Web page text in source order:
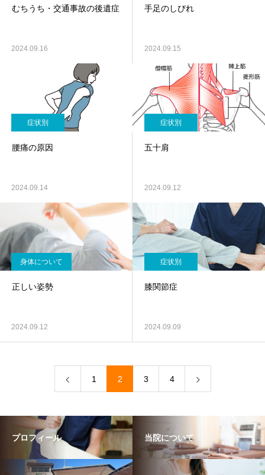
むちうち・交通事故の後遺症
2024.09.16
手足のしびれ
2024.09.15
症状別
腰痛の原因
2024.09.14
症状別
五十肩
2024.09.12
身体について
正しい姿勢
2024.09.12
症状別
膝関節症
2024.09.09
1 2 3 4
プロフィール 当院について